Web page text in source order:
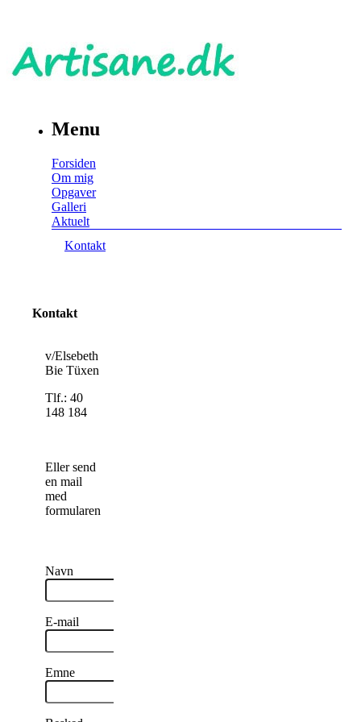
Menu
Forsiden
Om mig
Opgaver
Galleri
Aktuelt
Kontakt
Kontakt
v/Elsebeth
Bie Tüxen
Tlf.: 40
148 184
Eller send
en mail
med
formularen
Navn
E-mail
Emne